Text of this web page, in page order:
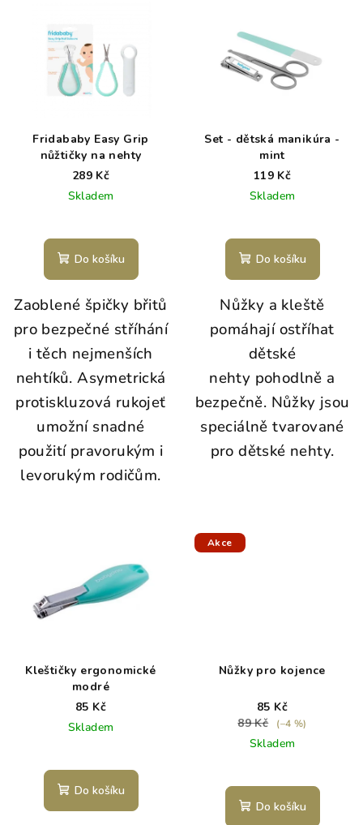
Fridababy Easy Grip
nůžtičky na nehty
289 Kč
Skladem
Do košíku
Zaoblené špičky břitů
pro bezpečné stříhání
i těch nejmenších
nehtíků. Asymetrická
protiskluzová rukojeť
umožní snadné
použití pravorukým i
levorukým rodičům.
Set - dětská manikúra -
mint
119 Kč
Skladem
Do košíku
Nůžky a kleště
pomáhají ostříhat
dětské
nehty pohodlně a
bezpečně. Nůžky jsou
speciálně tvarované
pro dětské nehty.
Kleštičky ergonomické
modré
85 Kč
Skladem
Do košíku
Akce
Nůžky pro kojence
85 Kč
89 Kč
(–4 %)
Skladem
Do košíku